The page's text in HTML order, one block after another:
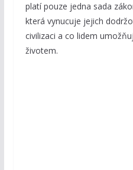
platí pouze jedna sada
která vynucuje jejich
civilizaci a co lidem
životem.